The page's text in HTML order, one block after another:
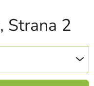
, Strana 2